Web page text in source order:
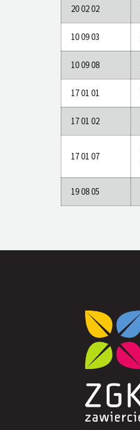
20 02 02
10 09 03
10 09 08
17 01 01
17 01 02
17 01 07
19 08 05